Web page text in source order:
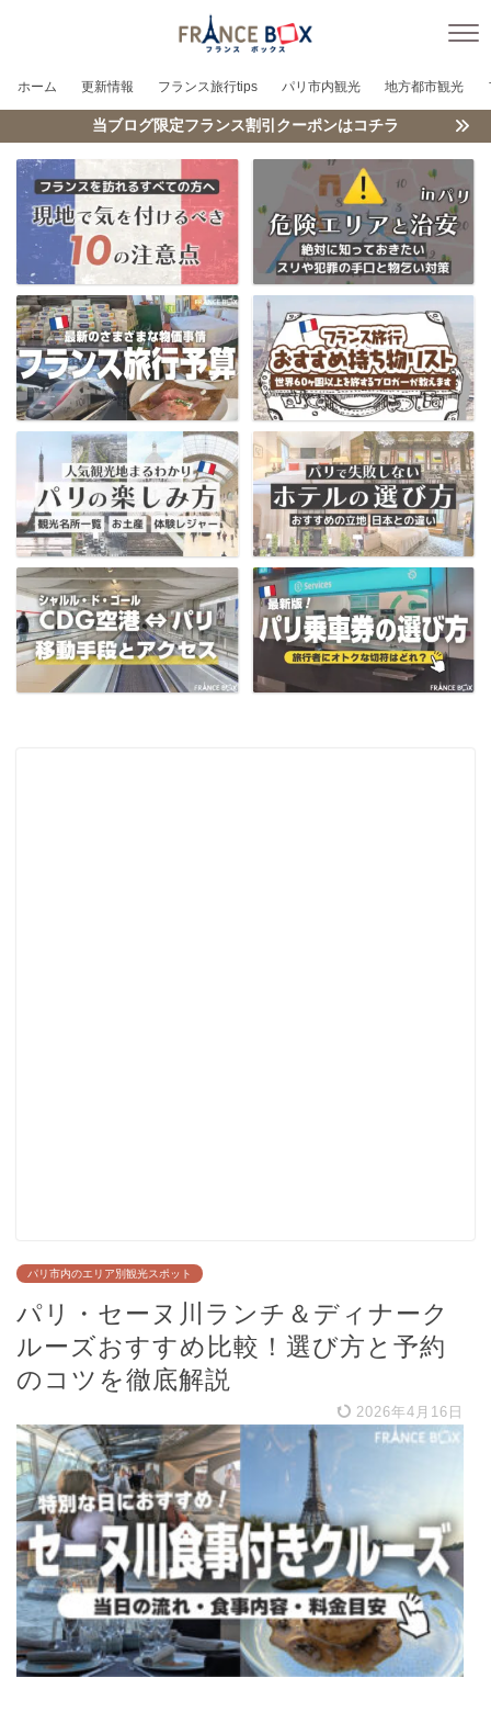
ホーム 更新情報 フランス旅行tips パリ市内観光 地方都市観光
当ブログ限定フランス割引クーポンはコチラ
パリ市内のエリア別観光スポット
パリ・セーヌ川ランチ＆ディナーク
ルーズおすすめ比較！選び方と予約
のコツを徹底解説
2026年4月16日